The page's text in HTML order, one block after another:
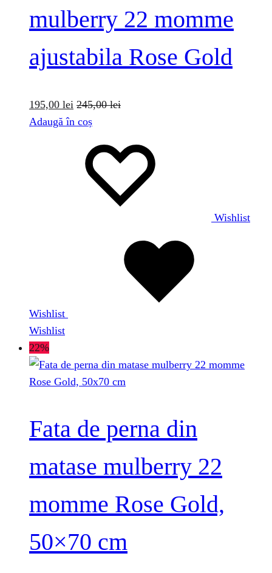
mulberry 22 momme
ajustabila Rose Gold
195,00 lei 245,00lei
Adaugă în coș
Wishlist
Wishlist
Wishlist
22%
Fata de perna din
matase mulberry 22
momme Rose Gold,
50×70 cm